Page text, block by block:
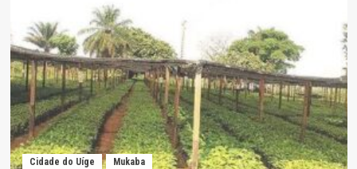
Cidade do Uíge Mukaba